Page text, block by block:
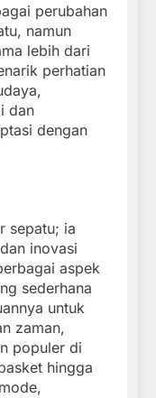
perubahan
namun
lebih dari
perhatian
dan
dengan
sepatu; ia
inovasi
aspek
sederhana
untuk
zaman,
populer di
hingga